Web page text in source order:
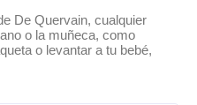
De Quervain, cualquier
o la muñeca, como
o levantar a tu bebé,